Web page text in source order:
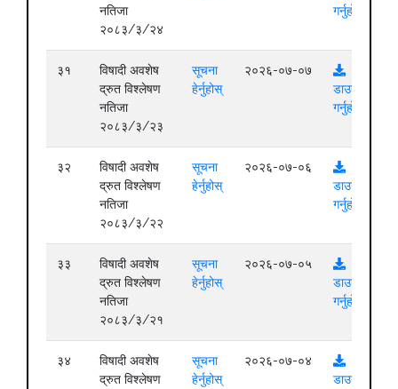
नतिजा
२०८३/३/२४
गर्नुहोस्
३१
विषादी अवशेष
द्रुत विश्लेषण
नतिजा
२०८३/३/२३
सूचना
हेर्नुहोस्
२०२६-०७-०७
डाउनलोड
गर्नुहोस्
३२
विषादी अवशेष
द्रुत विश्लेषण
नतिजा
२०८३/३/२२
सूचना
हेर्नुहोस्
२०२६-०७-०६
डाउनलोड
गर्नुहोस्
३३
विषादी अवशेष
द्रुत विश्लेषण
नतिजा
२०८३/३/२१
सूचना
हेर्नुहोस्
२०२६-०७-०५
डाउनलोड
गर्नुहोस्
३४
विषादी अवशेष
द्रुत विश्लेषण
सूचना
हेर्नुहोस्
२०२६-०७-०४
डाउनलोड